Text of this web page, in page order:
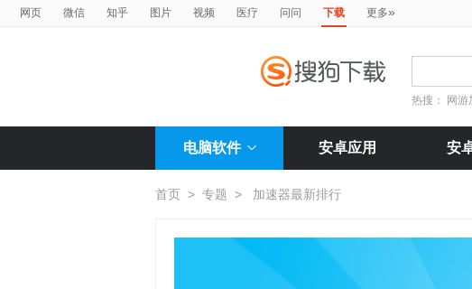
网页 微信 知乎 图片 视频 医疗 问问 下载 更多»
热搜： 网游
电脑软件 安卓应用 安
首页 > 专题 > 加速器最新排行